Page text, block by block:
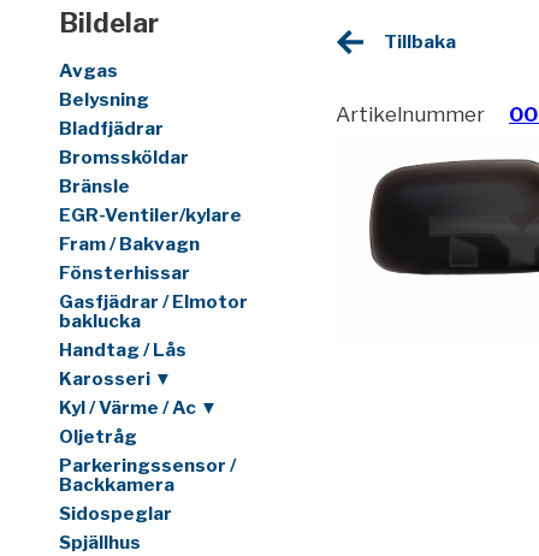
Bildelar
Avgas
Belysning
Bladfjädrar
Bromssköldar
Bränsle
EGR-Ventiler/kylare
Fram / Bakvagn
Fönsterhissar
Gasfjädrar / Elmotor
baklucka
Handtag / Lås
Karosseri ▼
Kyl / Värme / Ac ▼
Oljetråg
Parkeringssensor /
Backkamera
Sidospeglar
Spjällhus
Tillbaka
Artikelnummer